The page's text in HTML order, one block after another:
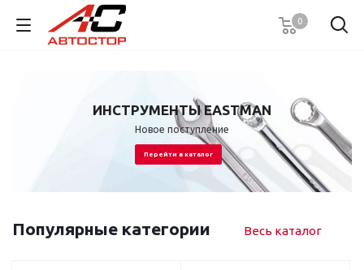
0
ИНСТРУМЕНТЫ EASTMAN
Новое поступление
Перейти в каталог
Популярные категории Весь каталог